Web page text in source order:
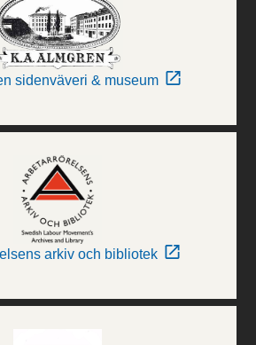
sidenväveri & museum
arkiv och bibliotek